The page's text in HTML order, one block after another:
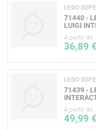
LEGO
71440 -
LUIGI
A partir de
36,89 €
LEGO
71439 -
A partir de
49,99 €